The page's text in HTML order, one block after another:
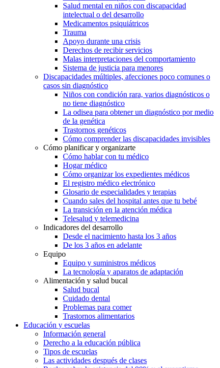
Salud mental en niños con discapacidad
intelectual o del desarrollo
Medicamentos psiquiátricos
Trauma
Apoyo durante una crisis
Derechos de recibir servicios
Malas interpretaciones del comportamiento
Sistema de justicia para menores
Discapacidades múltiples, afecciones poco comunes o
casos sin diagnóstico
Niños con condición rara, varios diagnósticos o
no tiene diagnóstico
La odisea para obtener un diagnóstico por medio
de la genética
Trastornos genéticos
Cómo comprender las discapacidades invisibles
Cómo planificar y organizarte
Cómo hablar con tu médico
Hogar médico
Cómo organizar los expedientes médicos
El registro médico electrónico
Glosario de especialidades y terapias
Cuando sales del hospital antes que tu bebé
La transición en la atención médica
Telesalud y telemedicina
Indicadores del desarrollo
Desde el nacimiento hasta los 3 años
De los 3 años en adelante
Equipo
Equipo y suministros médicos
La tecnología y aparatos de adaptación
Alimentación y salud bucal
Salud bucal
Cuidado dental
Problemas para comer
Trastornos alimentarios
Educación y escuelas
Información general
Derecho a la educación pública
Tipos de escuelas
Las actividades después de clases